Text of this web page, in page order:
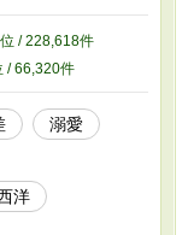
のアリアが主人公
位 / 228,618件
/ 66,320件
溺愛
洋